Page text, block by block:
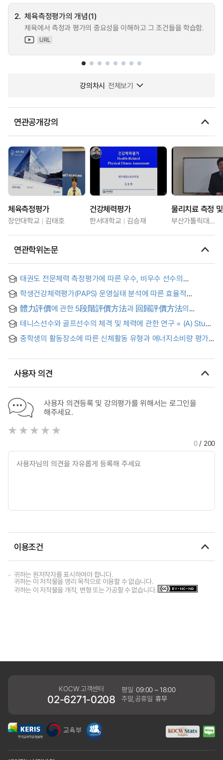
2. 체육측정평가의 개념(1)
체육에서 측정과 평가의 중요성을 이해하고 그 조건들을 학습함.
URL
강의차시 전체보기
연관공개강의
체육측정평가
장안대학교 김태호
건강체력평가
한서대학교 김승재
물리치료 측정
부산가톨릭대학교
연관학위논문
태권도 전문체력 측정평가에 따른 우수, 비우수 선수의
Characteristic Physical Strength of Excellent and Non-
Excellent Athletes by Measurements of Physical Strength
Specific to Taekwondo : Centering on High School Boys
학생건강체력평가(PAPS) 운영실태 분석에 따른 효율적
운영방안 = An analysis of efficient operational strategies on
current PAPS system
體力評價에 관한 5段階評價方法과 回歸評價方法의
method and regression method for evaluation of the
physical fitness
테니스선수와 골프선수의 체격 및 체력에 관한 연구 = (A) Study
Players
중학생의 활동장소에 따른 신체활동 유형과 에너지소비량 평가
사용자 의견
사용자 의견등록 및 강의평가를 위해서는 로그인을
해주세요.
0/ 200
이용조건
귀하는 원저작자를 표시하여야 합니다.
귀하는 이 저작물을 영리 목적으로 이용할 수 없습니다.
귀하는 이 저작물을 개작, 변형 또는 가공할 수 없습니다.
KOCW 고객센터
02-6271-0208
평일 09:00 ~ 18:00
주말,공휴일 휴무